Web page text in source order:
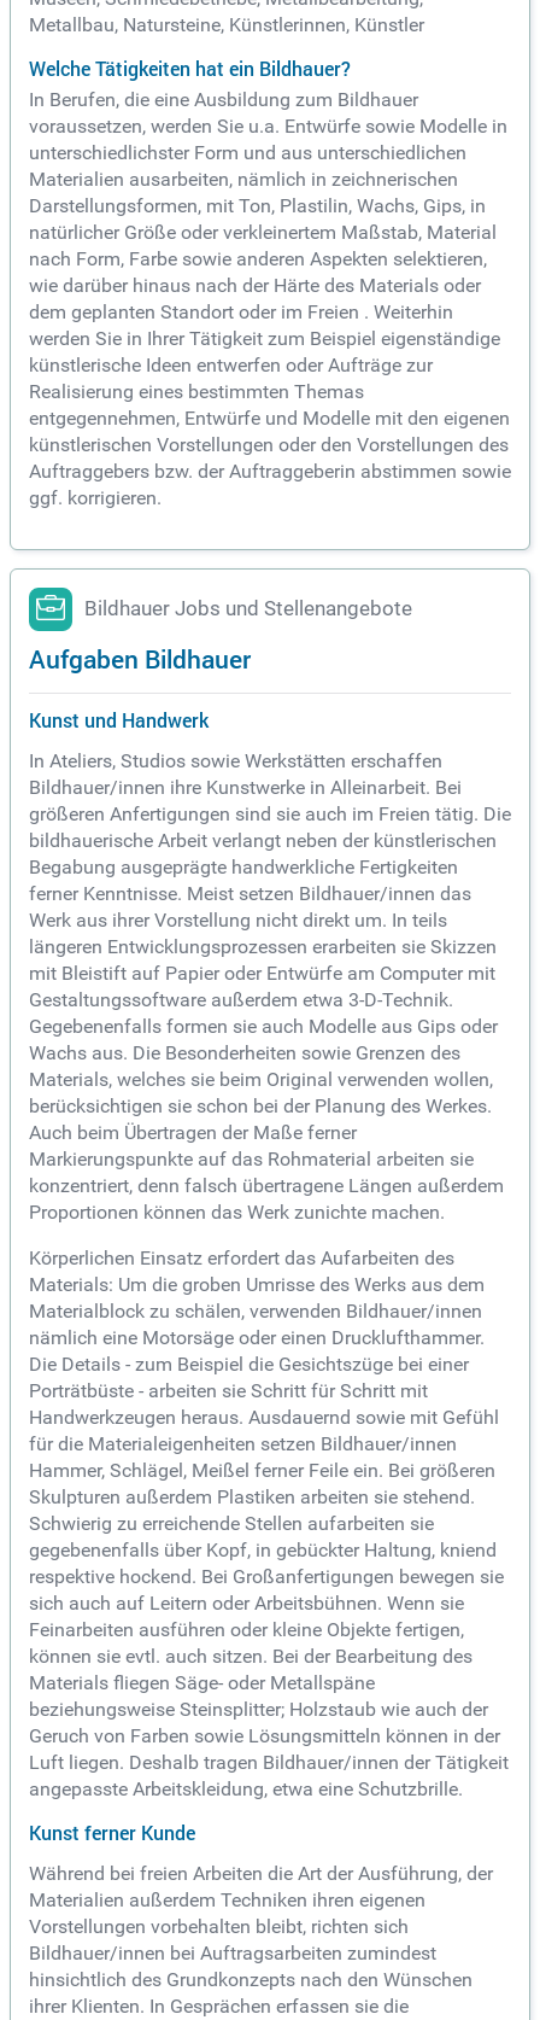
Metallbau, Natursteine, Künstlerinnen, Künstler
Welche Tätigkeiten hat ein Bildhauer?
In Berufen, die eine Ausbildung zum Bildhauer
voraussetzen, werden Sie u.a. Entwürfe sowie Modelle in
unterschiedlichster Form und aus unterschiedlichen
Materialien ausarbeiten, nämlich in zeichnerischen
Darstellungsformen, mit Ton, Plastilin, Wachs, Gips, in
natürlicher Größe oder verkleinertem Maßstab, Material
nach Form, Farbe sowie anderen Aspekten selektieren,
wie darüber hinaus nach der Härte des Materials oder
dem geplanten Standort oder im Freien . Weiterhin
werden Sie in Ihrer Tätigkeit zum Beispiel eigenständige
künstlerische Ideen entwerfen oder Aufträge zur
Realisierung eines bestimmten Themas
entgegennehmen, Entwürfe und Modelle mit den eigenen
künstlerischen Vorstellungen oder den Vorstellungen des
Auftraggebers bzw. der Auftraggeberin abstimmen sowie
ggf. korrigieren.
Bildhauer Jobs und Stellenangebote
Aufgaben Bildhauer
Kunst und Handwerk
In Ateliers, Studios sowie Werkstätten erschaffen
Bildhauer/innen ihre Kunstwerke in Alleinarbeit. Bei
größeren Anfertigungen sind sie auch im Freien tätig. Die
bildhauerische Arbeit verlangt neben der künstlerischen
Begabung ausgeprägte handwerkliche Fertigkeiten
ferner Kenntnisse. Meist setzen Bildhauer/innen das
Werk aus ihrer Vorstellung nicht direkt um. In teils
längeren Entwicklungsprozessen erarbeiten sie Skizzen
mit Bleistift auf Papier oder Entwürfe am Computer mit
Gestaltungssoftware außerdem etwa 3-D-Technik.
Gegebenenfalls formen sie auch Modelle aus Gips oder
Wachs aus. Die Besonderheiten sowie Grenzen des
Materials, welches sie beim Original verwenden wollen,
berücksichtigen sie schon bei der Planung des Werkes.
Auch beim Übertragen der Maße ferner
Markierungspunkte auf das Rohmaterial arbeiten sie
konzentriert, denn falsch übertragene Längen außerdem
Proportionen können das Werk zunichte machen.
Körperlichen Einsatz erfordert das Aufarbeiten des
Materials: Um die groben Umrisse des Werks aus dem
Materialblock zu schälen, verwenden Bildhauer/innen
nämlich eine Motorsäge oder einen Drucklufthammer.
Die Details - zum Beispiel die Gesichtszüge bei einer
Porträtbüste - arbeiten sie Schritt für Schritt mit
Handwerkzeugen heraus. Ausdauernd sowie mit Gefühl
für die Materialeigenheiten setzen Bildhauer/innen
Hammer, Schlägel, Meißel ferner Feile ein. Bei größeren
Skulpturen außerdem Plastiken arbeiten sie stehend.
Schwierig zu erreichende Stellen aufarbeiten sie
gegebenenfalls über Kopf, in gebückter Haltung, kniend
respektive hockend. Bei Großanfertigungen bewegen sie
sich auch auf Leitern oder Arbeitsbühnen. Wenn sie
Feinarbeiten ausführen oder kleine Objekte fertigen,
können sie evtl. auch sitzen. Bei der Bearbeitung des
Materials fliegen Säge- oder Metallspäne
beziehungsweise Steinsplitter; Holzstaub wie auch der
Geruch von Farben sowie Lösungsmitteln können in der
Luft liegen. Deshalb tragen Bildhauer/innen der Tätigkeit
angepasste Arbeitskleidung, etwa eine Schutzbrille.
Kunst ferner Kunde
Während bei freien Arbeiten die Art der Ausführung, der
Materialien außerdem Techniken ihren eigenen
Vorstellungen vorbehalten bleibt, richten sich
Bildhauer/innen bei Auftragsarbeiten zumindest
hinsichtlich des Grundkonzepts nach den Wünschen
ihrer Klienten. In Gesprächen erfassen sie die